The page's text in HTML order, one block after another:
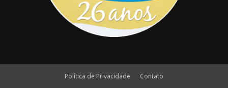
Política de Privacidade Contato